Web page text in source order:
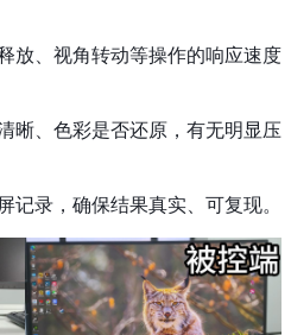
放、视角转动等操作的响应速度
晰、色彩是否还原，有无明显压
记录，确保结果真实、可复现。